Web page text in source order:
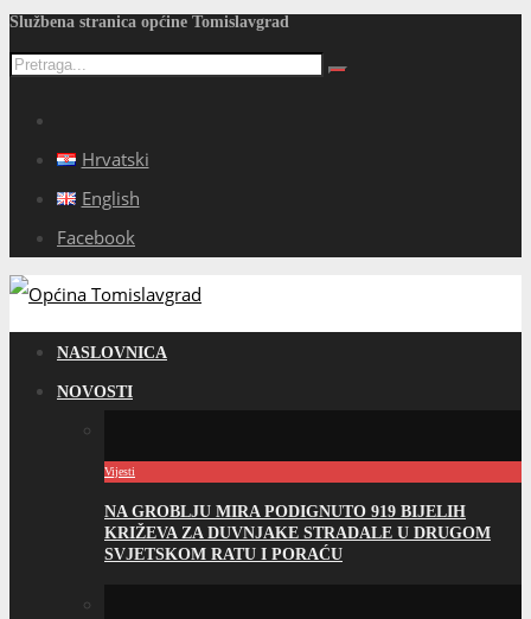
Službena stranica općine Tomislavgrad
Hrvatski
English
Facebook
NASLOVNICA
NOVOSTI
Vijesti
NA GROBLJU MIRA PODIGNUTO 919 BIJELIH
KRIŽEVA ZA DUVNJAKE STRADALE U DRUGOM
SVJETSKOM RATU I PORAĆU